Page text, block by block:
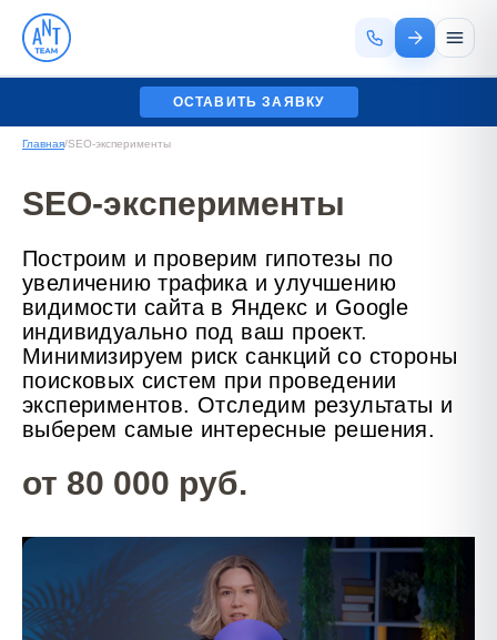
ОСТАВИТЬ ЗАЯВКУ
Главная/SEO-эксперименты
SEO-эксперименты
Построим и проверим гипотезы по
увеличению трафика и улучшению
видимости сайта в Яндекс и Google
индивидуально под ваш проект.
Минимизируем риск санкций со стороны
поисковых систем при проведении
экспериментов. Отследим результаты и
выберем самые интересные решения.
от 80 000 руб.